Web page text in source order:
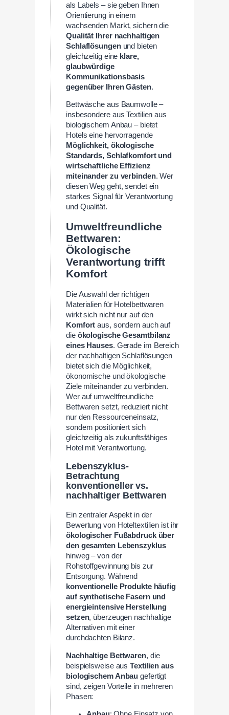
als Labels – sie geben Ihnen
Orientierung in einem
wachsenden Markt, sichern die
Qualität Ihrer nachhaltigen
Schlaflösungenund bieten
gleichzeitig eine klare,
glaubwürdige
Kommunikationsbasis
gegenüber Ihren Gästen.
Bettwäsche aus Baumwolle –
insbesondere aus Textilien aus
biologischem Anbau – bietet
Hotels eine hervorragende
Möglichkeit, ökologische
Standards, Schlafkomfort und
wirtschaftliche Effizienz
miteinander zu verbinden. Wer
diesen Weg geht, sendet ein
starkes Signal für Verantwortung
und Qualität.
Umweltfreundliche
Bettwaren:
Ökologische
Verantwortung trifft
Komfort
Die Auswahl der richtigen
Materialien für Hotelbettwaren
wirkt sich nicht nur auf den
Komfortaus, sondern auch auf
die ökologische Gesamtbilanz
eines Hauses. Gerade im Bereich
der nachhaltigen Schlaflösungen
bietet sich die Möglichkeit,
ökonomische und ökologische
Ziele miteinander zu verbinden.
Wer auf umweltfreundliche
Bettwaren setzt, reduziert nicht
nur den Ressourceneinsatz,
sondern positioniert sich
gleichzeitig als zukunftsfähiges
Hotel mit Verantwortung.
Lebenszyklus-
Betrachtung
konventioneller vs.
nachhaltiger Bettwaren
Ein zentraler Aspekt in der
Bewertung von Hoteltextilien ist ihr
ökologischer Fußabdruck über
den gesamten Lebenszyklus
hinweg – von der
Rohstoffgewinnung bis zur
Entsorgung. Während
konventionelle Produkte häufig
auf synthetische Fasern und
energieintensive Herstellung
setzen, überzeugen nachhaltige
Alternativen mit einer
durchdachten Bilanz.
Nachhaltige Bettwaren, die
beispielsweise ausTextilien aus
biologischem Anbau gefertigt
sind, zeigen Vorteile in mehreren
Phasen: